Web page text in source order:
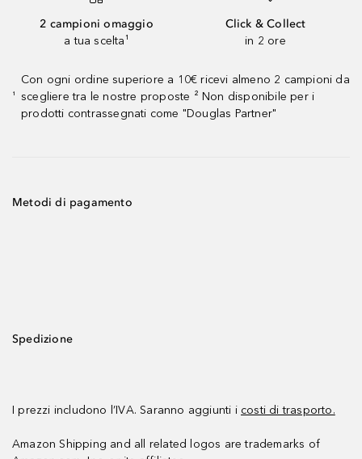
2 campioni omaggio
a tua scelta¹
Click & Collect
in 2 ore
¹
Con ogni ordine superiore a 10€ ricevi almeno 2 campioni da
scegliere tra le nostre proposte ² Non disponibile per i
prodotti contrassegnati come "Douglas Partner"
Metodi di pagamento
Spedizione
I prezzi includono l’IVA. Saranno aggiunti i costi di trasporto.
Amazon Shipping and all related logos are trademarks of